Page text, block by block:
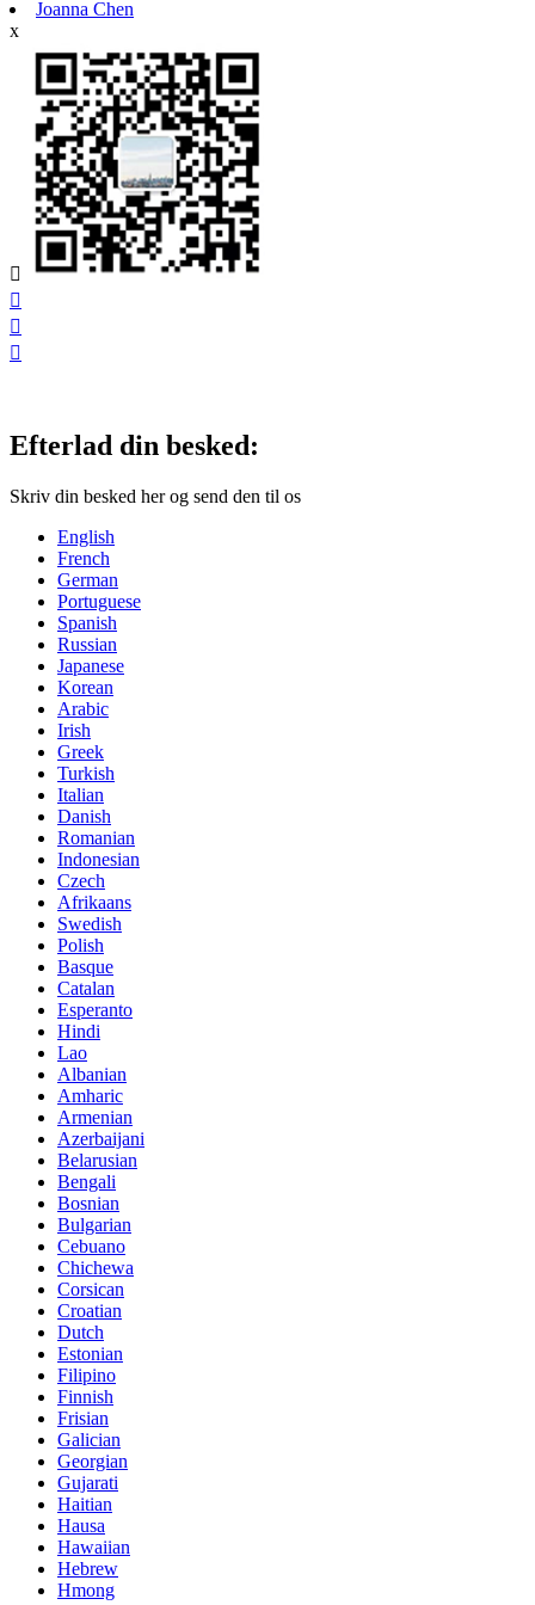
Joanna Chen
x




Efterlad din besked:
Skriv din besked her og send den til os
English
French
German
Portuguese
Spanish
Russian
Japanese
Korean
Arabic
Irish
Greek
Turkish
Italian
Danish
Romanian
Indonesian
Czech
Afrikaans
Swedish
Polish
Basque
Catalan
Esperanto
Hindi
Lao
Albanian
Amharic
Armenian
Azerbaijani
Belarusian
Bengali
Bosnian
Bulgarian
Cebuano
Chichewa
Corsican
Croatian
Dutch
Estonian
Filipino
Finnish
Frisian
Galician
Georgian
Gujarati
Haitian
Hausa
Hawaiian
Hebrew
Hmong